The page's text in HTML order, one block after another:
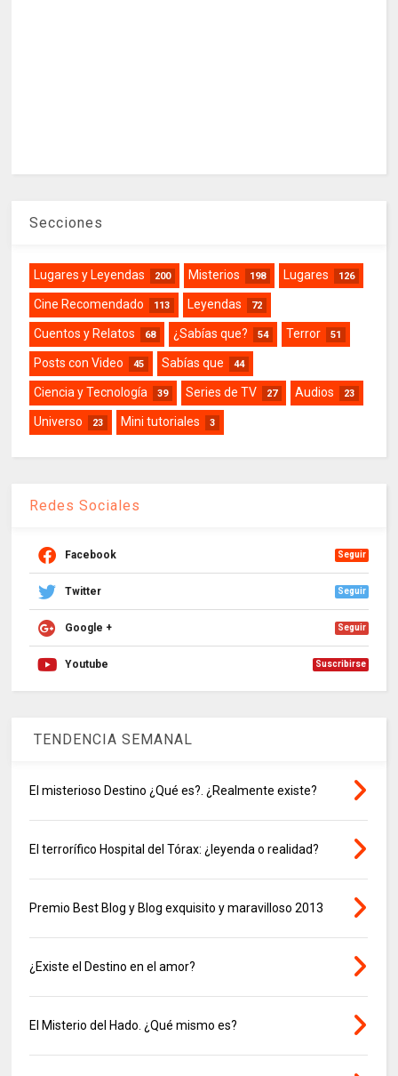
Secciones
Lugares y Leyendas 200 Misterios 198 Lugares 126
Cine Recomendado 113 Leyendas 72
Cuentos y Relatos 68 ¿Sabías que? 54 Terror 51
Posts con Video 45 Sabías que 44
Ciencia y Tecnología 39 Series de TV 27 Audios 23
Universo 23 Mini tutoriales 3
Redes Sociales
Facebook Seguir
Twitter Seguir
Google + Seguir
Youtube Suscribirse
TENDENCIA SEMANAL
El misterioso Destino ¿Qué es?. ¿Realmente existe?
El terrorífico Hospital del Tórax: ¿leyenda o realidad?
Premio Best Blog y Blog exquisito y maravilloso 2013
¿Existe el Destino en el amor?
El Misterio del Hado. ¿Qué mismo es?